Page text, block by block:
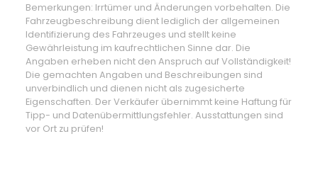
Bemerkungen: Irrtümer und Änderungen vorbehalten. Die
Fahrzeugbeschreibung dient lediglich der allgemeinen
Identifizierung des Fahrzeuges und stellt keine
Gewährleistung im kaufrechtlichen Sinne dar. Die
Angaben erheben nicht den Anspruch auf Vollständigkeit!
Die gemachten Angaben und Beschreibungen sind
unverbindlich und dienen nicht als zugesicherte
Eigenschaften. Der Verkäufer übernimmt keine Haftung für
Tipp- und Datenübermittlungsfehler. Ausstattungen sind
vor Ort zu prüfen!